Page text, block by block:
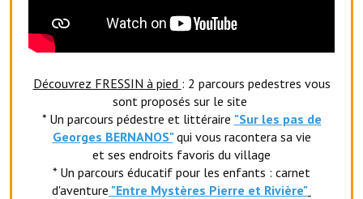
Le foyer de la Planquette
L'association des anciens sapeurs-pompiers volontaires
Village sportif
L'US Crequy Fressin
Découvrez FRESSIN à pied : 2 parcours pedestres vous
sont proposés sur le site
* Un parcours pédestre et littéraire "Sur les pas de
Georges BERNANOS" qui vous racontera sa vie
et ses endroits favoris du village
* Un parcours éducatif pour les enfants : carnet
d'aventure "Entre Mystères Pierre et Rivière"